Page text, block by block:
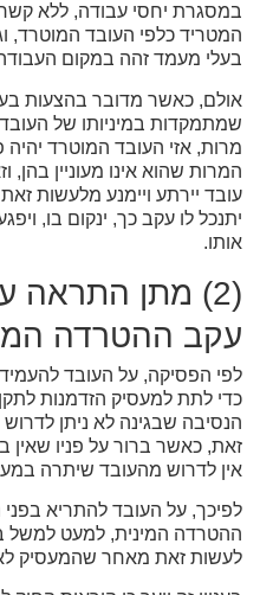
במסגרת יחסי עבודה, ללא
המטריד כלפי העובד המוטרד,
בעלי מעמד זהה במקום
אולם, כאשר מדובר בהצעות
שמתמקדות במיניותו של העובד
מרות, אזי העובד המוטרד
המרות שהוא אינו מעוניין
עובד יירתע ויימנע מלעשות
יתנכל לו עקב כך, ינקום בו,
אותו.
(2) מתן התראה
עקב ההטרדה
לפי הפסיקה, על העובד
כדי לתת למעסיק הזדמנות
הנסיבה שבגינה לא ניתן
זאת, כאשר ברור על פניו שאין
אין לדרוש מהעובד שיתרה
לפיכך, על העובד להתריא
ההטרדה המינית, למעט למשל
לעשות זאת מאחר שהמעסיק לא